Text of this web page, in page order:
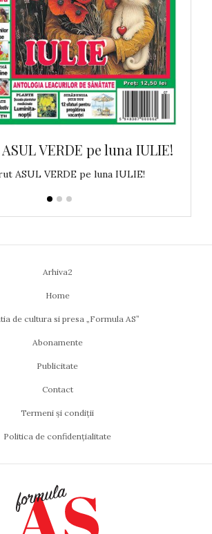
VERDE pe luna IULIE!
ASUL VERDE pe luna IULIE!
Arhiva2
Home
de cultura si presa „Formula AS”
Abonamente
Publicitate
Contact
Termeni și condiții
Politica de confidențialitate